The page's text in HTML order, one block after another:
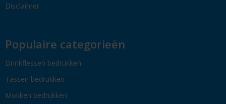
Disclaimer
Populaire categorieën
Drinkflessen bedrukken
Tassen bedrukken
Mokken bedrukken